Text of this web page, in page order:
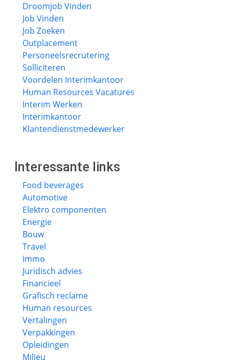
Droomjob Vinden
Job Vinden
Job Zoeken
Outplacement
Personeelsrecrutering
Solliciteren
Voordelen Interimkantoor
Human Resources Vacatures
Interim Werken
Interimkantoor
Klantendienstmedewerker
Interessante links
Food beverages
Automotive
Elektro componenten
Energie
Bouw
Travel
Immo
Juridisch advies
Financieel
Grafisch reclame
Human resources
Vertalingen
Verpakkingen
Opleidingen
Milieu